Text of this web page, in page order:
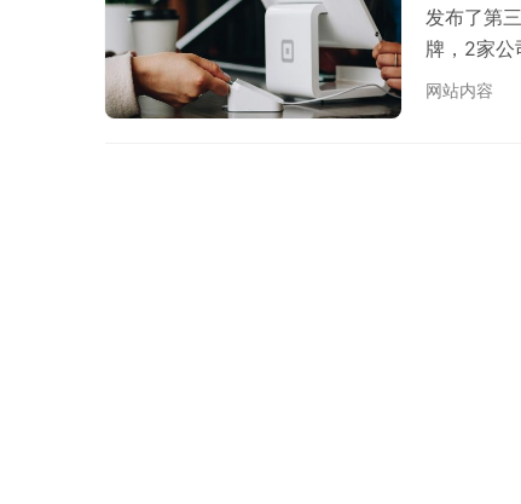
发布了第
牌，2家公
士认为，
网站内容